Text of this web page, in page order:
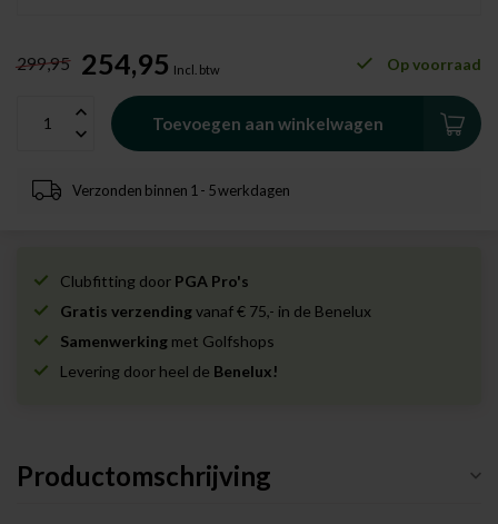
299,95 254,95 Incl. btw Op voorraad
Toevoegen aan winkelwagen
Verzonden binnen 1 - 5 werkdagen
Clubfitting door PGA Pro's
Gratis verzendingvanaf € 75,- in de Benelux
Samenwerking met Golfshops
Levering door heel de Benelux!
Productomschrijving